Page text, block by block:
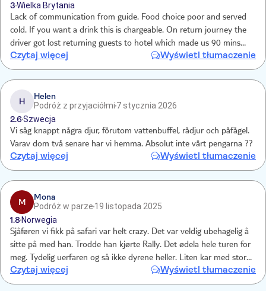
3Wielka Brytania
Lack of communication from guide. Food choice poor and served
cold. If you want a drink this is chargeable. On return journey the
driver got lost returning guests to hotel which made us 90 mins
later for return back to hotel and did not communicate any reason
as to why or provide any water as a gesture but the guides and
drivers all took water for themselves. Not worth the price Tui charge
as you can book with a local company for half the price Tui charge.
Czytaj więcej Wyświetl tłumaczenie
H
Helen
Podróż z przyjaciółmi 7 stycznia 2026
2.6Szwecja
Vi såg knappt några djur, förutom vattenbuffel, rådjur och påfågel.
Varav dom två senare har vi hemma. Absolut inte värt pengarna ??
Czytaj więcej Wyświetl tłumaczenie
M
Mona
Podróż w parze 19 listopada 2025
1.8 Norwegia
Sjåføren vi fikk på safari var helt crazy. Det var veldig ubehagelig å
sitte på med han. Trodde han kjørte Rally. Det ødela hele turen for
meg. Tydelig uerfaren og så ikke dyrene heller. Liten kar med stort
mørkt krøllete hår. Bussturen blir for langt. Lunsj okej.
Czytaj więcej Wyświetl tłumaczenie